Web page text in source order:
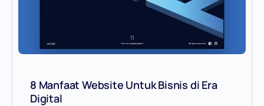
8 Manfaat Website Untuk Bisnis di Era
Digital